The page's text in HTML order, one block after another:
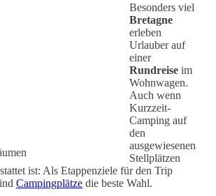
Besonders viel
Bretagne
erleben
Urlauber auf
einer
Rundreise im
Wohnwagen.
Auch wenn
Kurzzeit-
Camping auf
den
ausgewiesenen
Stellplätzen
ist: Als Etappenziele für den Trip
Campingplätze die beste Wahl.